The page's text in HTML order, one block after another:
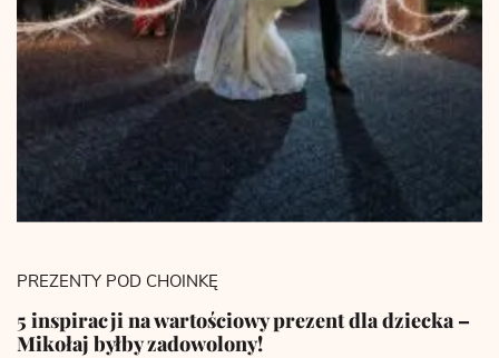
PREZENTY POD CHOINKĘ
5 inspiracji na wartościowy prezent dla dziecka –
Mikołaj byłby zadowolony!